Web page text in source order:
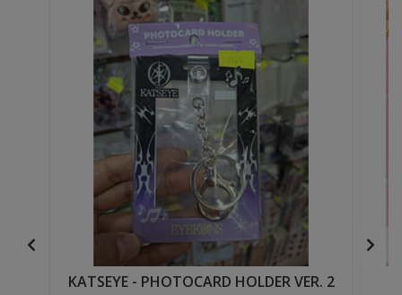
KATSEYE - PHOTOCARD HOLDER VER. 2